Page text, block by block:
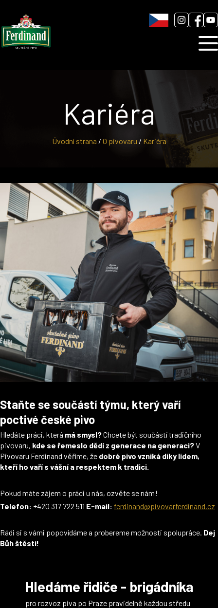
Blog
Úvodní strana / O pivovaru / Kariéra
Kariéra
Staňte se součástí týmu, který vaří
poctivé české pivo
Hledáte práci, která má smysl?Chcete být součástí tradičního
pivovaru, kde se řemeslo dědí z generace na generaci?V
Pivovaru Ferdinand věříme, že dobré pivo vzniká díky lidem,
kteří ho vaří s vášní a respektem k tradici.
Pokud máte zájem o práci u nás, ozvěte se nám!
Telefon: +420 317 722 511 E-mail: ferdinand@pivovarferdinand.cz
Rádi si s vámi popovídáme a probereme možnosti spolupráce. Dej
Bůh štěstí!
Hledáme řidiče - brigádníka
pro rozvoz piva po Praze pravidelně každou středu